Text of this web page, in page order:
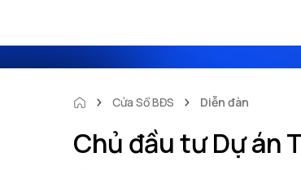
Cửa Sổ BĐS Diễn đàn
Chủ đầu tư Dự án